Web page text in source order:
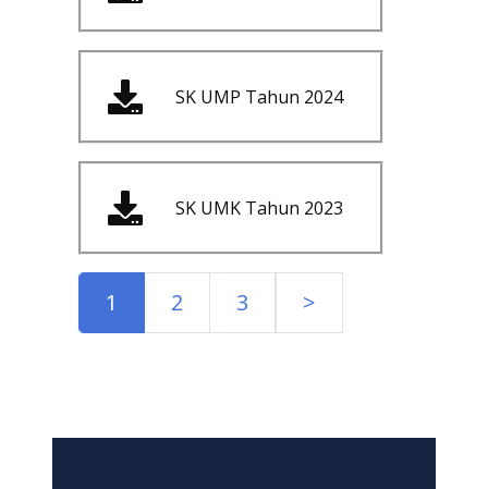
SK UMP Tahun 2024
SK UMK Tahun 2023
1 2 3 >